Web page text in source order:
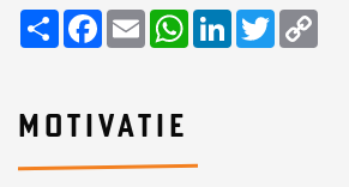
ShareFacebook
EmailWhatsApp
LinkedIn
Twitter
MOTIVATIE